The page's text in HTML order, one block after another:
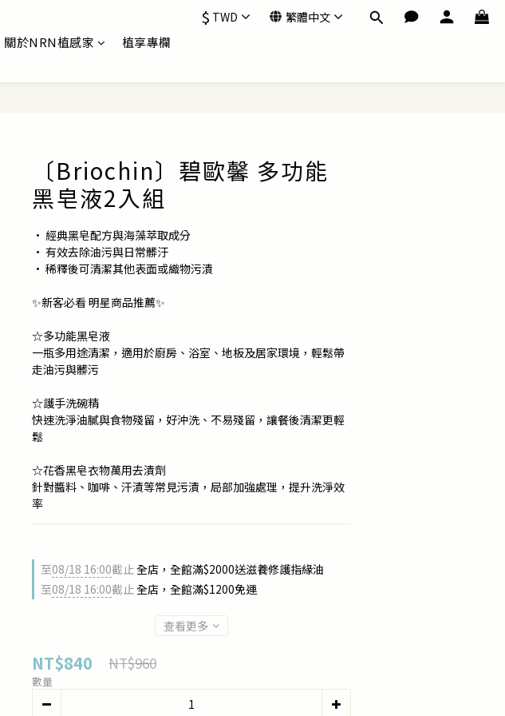
$ TWD 繁體中文
關於NRN植感家 植享專欄
〔Briochin〕碧歐馨 多功能
黑皂液2入組
• 經典黑皂配方與海藻萃取成分
• 有效去除油污與日常髒汙
• 稀釋後可清潔其他表面或織物污漬
✨新客必看 明星商品推薦✨
☆多功能黑皂液
一瓶多用途清潔，適用於廚房、浴室、地板及居家環境，輕鬆帶
走油污與髒污
☆護手洗碗精
快速洗淨油膩與食物殘留，好沖洗、不易殘留，讓餐後清潔更輕
鬆
☆花香黑皂衣物萬用去漬劑
針對醬料、咖啡、汗漬等常見污漬，局部加強處理，提升洗淨效
率
至08/18 16:00截止全店，全館滿$2000送滋養修護指緣油
至08/18 16:00截止全店，全館滿$1200免運
查看更多
NT$840 NT$960
數量